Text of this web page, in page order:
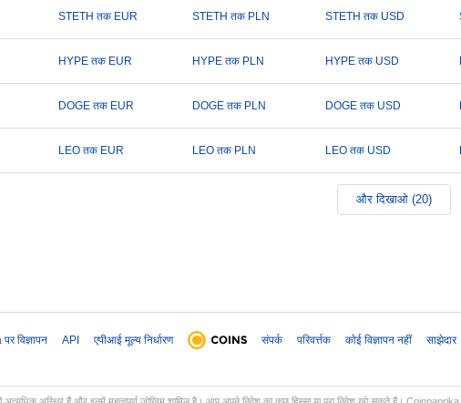
STETH तक EUR STETH तक PLN STETH तक USD
HYPE तक EUR HYPE तक PLN HYPE तक USD
DOGE तक EUR DOGE तक PLN DOGE तक USD
LEO तक EUR LEO तक PLN LEO तक USD
और दिखाओ (20)
विज्ञापन API एपीआई मूल्य निर्धारण संपर्क परिवर्त्तक कोई विज्ञापन नहीं साझेदार